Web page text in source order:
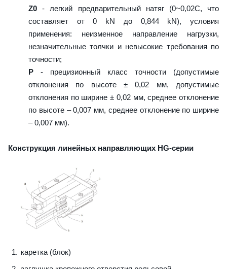
Z0 - легкий предварительный натяг (0~0,02C, что
составляет от 0 kN до 0,844 kN), условия
применения: неизменное направление нагрузки,
незначительные толчки и невысокие требования по
точности;
P - прецизионный класс точности (допустимые
отклонения по высоте ± 0,02 мм, допустимые
отклонения по ширине ± 0,02 мм, среднее отклонение
по высоте – 0,007 мм, среднее отклонение по ширине
– 0,007 мм).
Конструкция линейных направляющих HG-серии
каретка (блок)